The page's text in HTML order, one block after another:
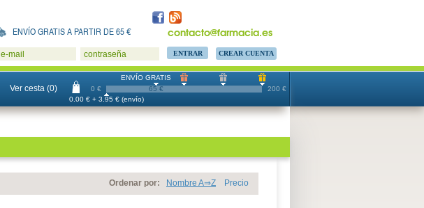
contacto@farmacia.es
ENVÍO GRATIS A PARTIR DE 65 €
e-mail contraseña CREAR CUENTA
Ver cesta (0) 0 € 200 €
ENVÍO GRATIS
65 €
0.00 € + 3.95 € (envío)
Ordenar por: Nombre A⇒Z Precio